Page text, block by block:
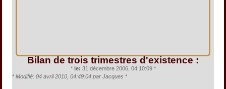
Bilan de trois trimestres d'existence :
* le: 31 décembre 2006, 04:10:09 *
* Modifié: 04 avril 2010, 04:49:04 par Jacques *